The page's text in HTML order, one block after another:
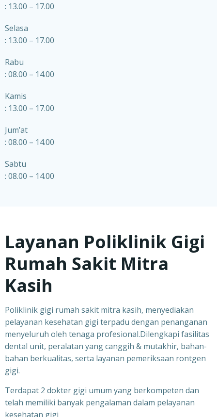
: 13.00 – 17.00
Selasa
: 13.00 – 17.00
Rabu
: 08.00 – 14.00
Kamis
: 13.00 – 17.00
Jum’at
: 08.00 – 14.00
Sabtu
: 08.00 – 14.00
Layanan Poliklinik Gigi
Rumah Sakit Mitra
Kasih
Poliklinik gigi rumah sakit mitra kasih, menyediakan
pelayanan kesehatan gigi terpadu dengan penanganan
menyeluruh oleh tenaga profesional.Dilengkapi fasilitas
dental unit, peralatan yang canggih & mutakhir, bahan-
bahan berkualitas, serta layanan pemeriksaan rontgen
gigi.
Terdapat 2 dokter gigi umum yang berkompeten dan
telah memiliki banyak pengalaman dalam pelayanan
kesehatan gigi